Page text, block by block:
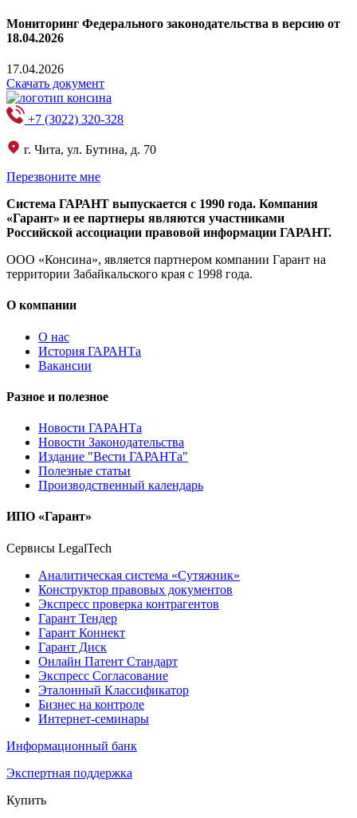
Мониторинг Федерального законодательства в версию от
18.04.2026
17.04.2026
Скачать документ
+7 (3022) 320-328
г. Чита, ул. Бутина, д. 70
Перезвоните мне
Система ГАРАНТ выпускается с 1990 года. Компания
«Гарант» и ее партнеры являются участниками
Российской ассоциации правовой информации ГАРАНТ.
ООО «Консина», является партнером компании Гарант на
территории Забайкальского края с 1998 года.
О компании
О нас
История ГАРАНТа
Вакансии
Разное и полезное
Новости ГАРАНТа
Новости Законодательства
Издание "Вести ГАРАНТа"
Полезные статьи
Производственный календарь
ИПО «Гарант»
Сервисы LegalTech
Аналитическая система «Сутяжник»
Конструктор правовых документов
Экспресс проверка контрагентов
Гарант Тендер
Гарант Коннект
Гарант Диск
Онлайн Патент Стандарт
Экспресс Согласование
Эталонный Классификатор
Бизнес на контроле
Интернет-семинары
Информационный банк
Экспертная поддержка
Купить